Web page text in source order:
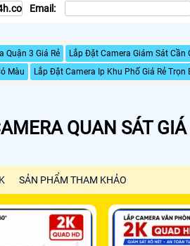
Email:
Quận 3 Giá Rẻ Lắp Đặt Camera Giám Sát Cần
Màu
Lắp Đặt Camera Ip Khu Phố Giá Rẻ Trọn
QUAN SÁT GIÁ
SẢN PHẨM THAM KHẢO